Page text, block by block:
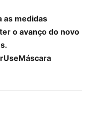
as medidas
o avanço do novo